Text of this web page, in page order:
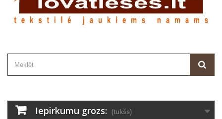
Iepirkumu grozs: (tukšs)